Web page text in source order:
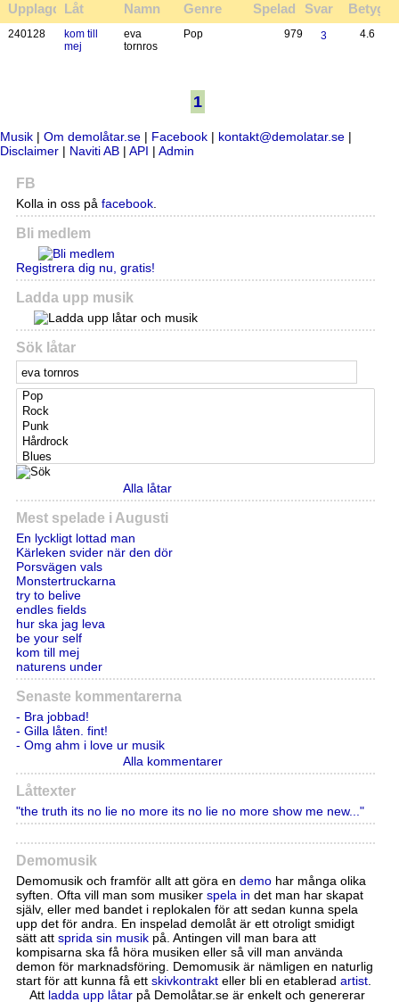
Upplagd Låt Namn Genre Spelad Svar Betyg
240128
kom till
mej
eva
tornros
Pop 979 3 4.6
1
Musik | Om demolåtar.se | Facebook | kontakt@demolatar.se |
Disclaimer | Naviti AB | API | Admin
FB
Kolla in oss på facebook.
Bli medlem
Registrera dig nu, gratis!
Ladda upp musik
Sök låtar
Alla låtar
Mest spelade i Augusti
En lyckligt lottad man
Kärleken svider när den dör
Porsvägen vals
Monstertruckarna
try to belive
endles fields
hur ska jag leva
be your self
kom till mej
naturens under
Senaste kommentarerna
- Bra jobbad!
- Gilla låten. fint!
- Omg ahm i love ur musik
Alla kommentarer
Låttexter
"the truth its no lie no more its no lie no more show me new..."
Demomusik
Demomusik och framför allt att göra en demohar många olika
syften. Ofta vill man som musiker spela in det man har skapat
själv, eller med bandet i replokalen för att sedan kunna spela
upp det för andra. En inspelad demolåt är ett otroligt smidigt
sätt att sprida sin musikpå. Antingen vill man bara att
kompisarna ska få höra musiken eller så vill man använda
demon för marknadsföring. Demomusik är nämligen en naturlig
start för att kunna få ett skivkontrakteller bli en etablerad artist.
Att ladda upp låtar på Demolåtar.se är enkelt och genererar